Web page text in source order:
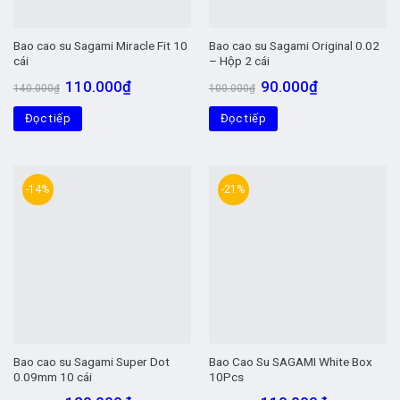
Bao cao su Sagami Miracle Fit 10
cái
140.000₫ Giá
gốc
là:
140.000₫.
110.000₫Giá
Đọc tiếp
Bao cao su Sagami Original 0.02
– Hộp 2 cái
100.000₫ Giá
gốc
là:
100.000₫.
90.000₫Giá
Đọc tiếp
-14%
Bao cao su Sagami Super Dot
0.09mm 10 cái
-21%
Bao Cao Su SAGAMI White Box
10Pcs